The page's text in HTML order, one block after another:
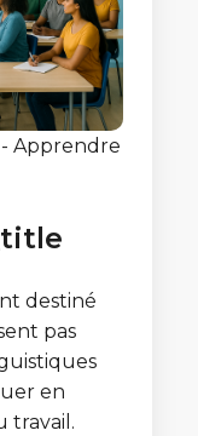
Apprendre
destiné
pas
en
travail.